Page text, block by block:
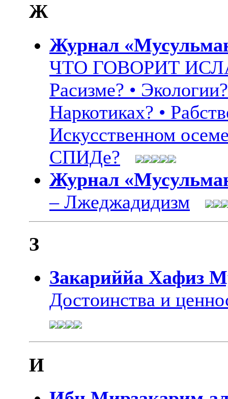
Ж
Журнал
ЧТО ГОВОРИТ
Расизме? •
Наркотиках? •
Искусственном
СПИДе?
Журнал
– Лжеджадидизм
З
Закариййа Хафиз
Достоинства и
И